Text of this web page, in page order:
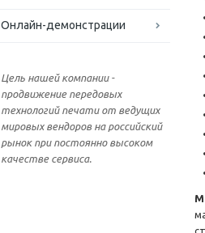
Онлайн-демонстрации
Цель нашей компании -
продвижение передовых
технологий печати от ведущих
мировых вендоров на российский
рынок при постоянно высоком
качестве сервиса.